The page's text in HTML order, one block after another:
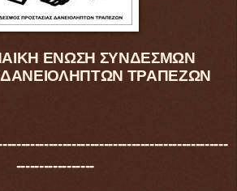
ΕΝΩΣΗ ΣΥΝΔΕΣΜΩΝ
ΔΑΝΕΙΟΛΗΠΤΩΝ ΤΡΑΠΕΖΩΝ
-----------------